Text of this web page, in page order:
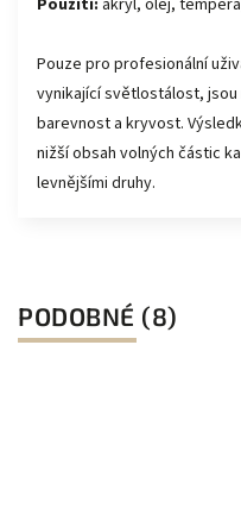
Použití: akryl, olej,
Pouze pro profesionální
vynikající světlostálost, jsou
barevnost a kryvost.
nižší obsah volných částic
levnějšími druhy.
PODOBNÉ (8)